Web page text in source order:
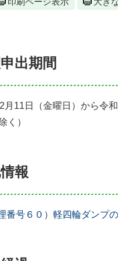
出期間
月11日（金曜日）から令
く）
報
番号６０）軽四輪ダンプ